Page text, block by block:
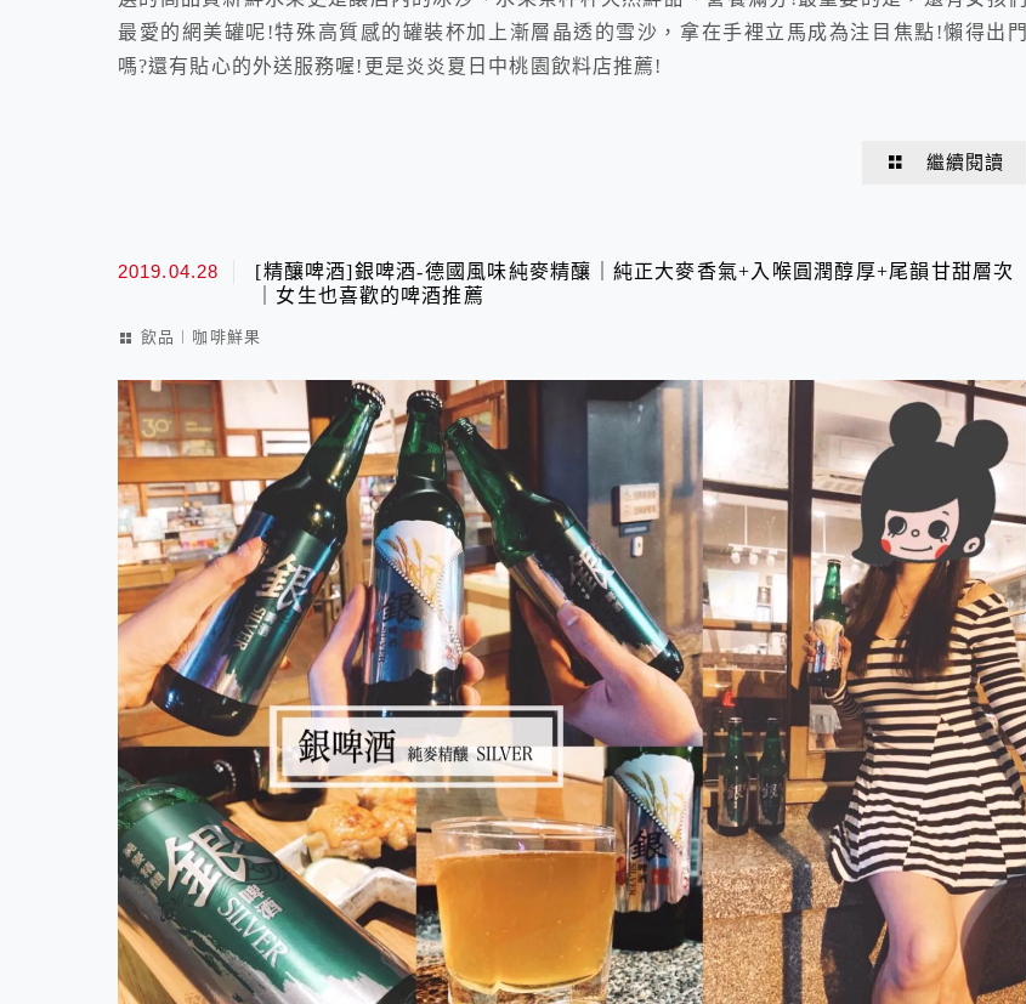
最愛的網美罐呢!特殊高質感的罐裝杯加上漸層晶透的雪沙，拿在手裡立馬成為注目焦點!懶得出門
嗎?還有貼心的外送服務喔!更是炎炎夏日中桃園飲料店推薦!
繼續閱讀
2019.04.28
[精釀啤酒]銀啤酒-德國風味純麥精釀｜純正大麥香氣+入喉圓潤醇厚+尾韻甘甜層次
｜女生也喜歡的啤酒推薦
飲品︱咖啡鮮果